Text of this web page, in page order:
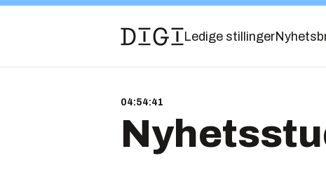
Ledige stillinger
04:54:41